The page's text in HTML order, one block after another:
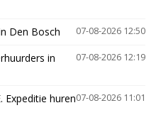
07-08-2026 12:50
Den Bosch
07-08-2026 12:19
in
07-08-2026 11:01
Expeditie huren